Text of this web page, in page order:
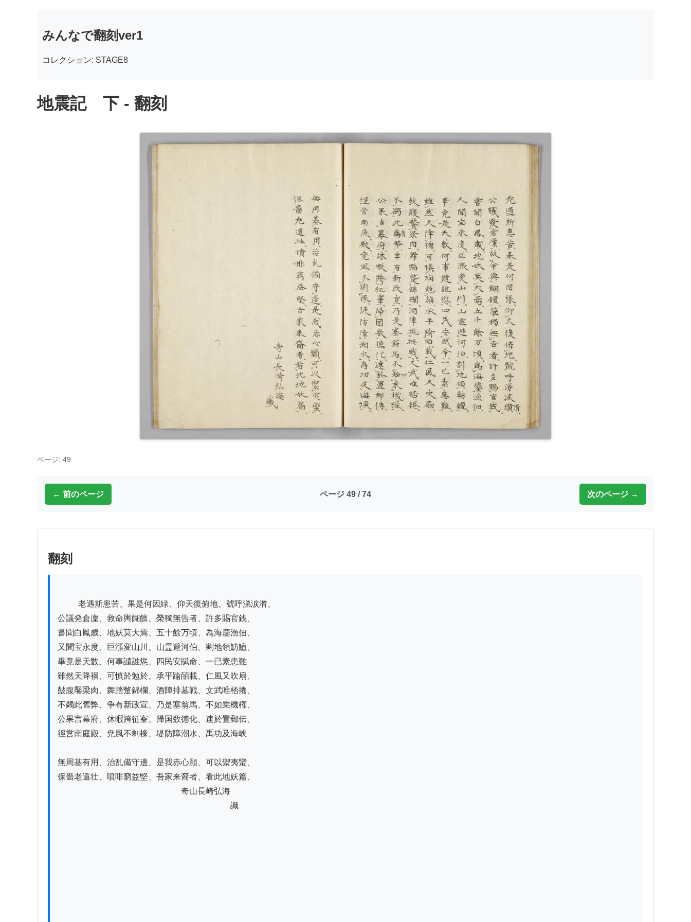
みんなで翻刻ver1
コレクション: STAGE8
地震記 下 - 翻刻
ページ: 49
← 前のページ ページ 49 / 74 次のページ →
翻刻
公議発倉廩、救命輿餬饘、榮獨無告者、許多賜官銭、
嘗聞白鳳歳、地妖莫大焉、五十餘万頃、為海鏖漁佃、
又聞宝永度、巨漲変山川、山霊避河伯、割地領魴鱣、
畢竟是天数、何事譴誰慫、四民安賦命、一已素患難
雖然天降祻、可慎於勉於、承平踰皕載、仁風又吹扇、
皷腹饜梁肉、舞踏蹩錦欄、酒陣排墓戦、文武唯桮捲、
不蠲此舊弊、争有新政宣、乃是塞翁馬、不如乗機権、
公果言幕府、休暇跨征鞌、帰国数徳化、速於置郵伝、
徑営南庭殿、尭風不剰椽、堤防障潮水、禹功及海峡
無周基有用、治乱備守邊、是我赤心願、可以禦夷蠻、
保嗇老還壮、噴啡窮益堅、吾家来裔者、看此地妖篇、
奇山長崎弘海
識